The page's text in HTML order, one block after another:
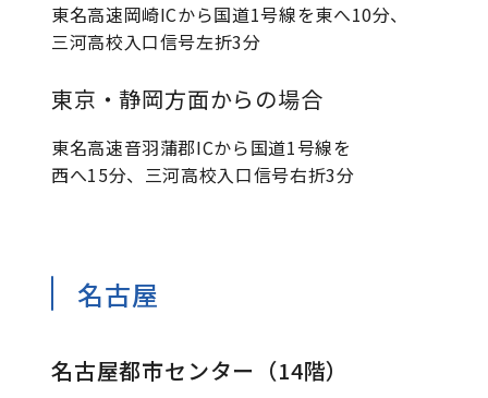
東名高速岡崎ICから国道1号線を東へ10分、
三河高校入口信号左折3分
東京・静岡方面からの場合
東名高速音羽蒲郡ICから国道1号線を
西へ15分、三河高校入口信号右折3分
名古屋
名古屋都市センター（14階）